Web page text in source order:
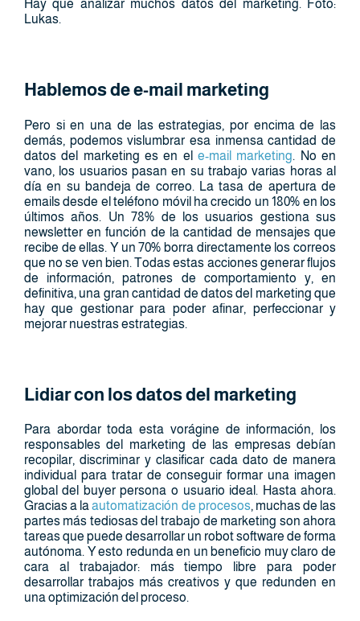
Hay que analizar muchos datos del marketing. Foto:
Lukas.
Hablemos de e-mail marketing
Pero si en una de las estrategias, por encima de las
demás, podemos vislumbrar esa inmensa cantidad de
datos del marketing es en ele-mail marketing. No en
vano, los usuarios pasan en su trabajo varias horas al
día en su bandeja de correo. La tasa de apertura de
emails desde el teléfono móvil ha crecido un 180% en los
últimos años. Un 78% de los usuarios gestiona sus
newsletter en función de la cantidad de mensajes que
recibe de ellas. Y un 70% borra directamente los correos
que no se ven bien. Todas estas acciones generar flujos
de información, patrones de comportamiento y, en
definitiva, una gran cantidad de datos del marketing que
hay que gestionar para poder afinar, perfeccionar y
mejorar nuestras estrategias.
Lidiar con los datos del marketing
Para abordar toda esta vorágine de información, los
responsables del marketing de las empresas debían
recopilar, discriminar y clasificar cada dato de manera
individual para tratar de conseguir formar una imagen
global del buyer persona o usuario ideal. Hasta ahora.
Gracias a laautomatización de procesos, muchas de las
partes más tediosas del trabajo de marketing son ahora
tareas que puede desarrollar un robot software de forma
autónoma. Y esto redunda en un beneficio muy claro de
cara al trabajador: más tiempo libre para poder
desarrollar trabajos más creativos y que redunden en
una optimización del proceso.